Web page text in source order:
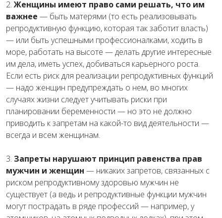
2.Женщины имеют право сами решать, что им
важнее — быть матерями (то есть реализовывать
репродуктивную функцию, которая так заботит власть)
— или быть успешными профессионалками, ходить в
море, работать на высоте — делать другие интересные
им дела, иметь успех, добиваться карьерного роста.
Если есть риск для реализации репродуктивных функций
— надо женщин предупреждать о нем, во многих
случаях жизни следует учитывать риски при
планировании беременности — но это не должно
приводить к запретам на какой-то вид деятельности —
всегда и всем женщинам.
3. Запреты нарушают принцип равенства прав
мужчин и женщин — никаких запретов, связанных с
риском репродуктивному здоровью мужчин не
существует (а ведь и репродуктивные функции мужчин
могут пострадать в ряде профессий — например, у